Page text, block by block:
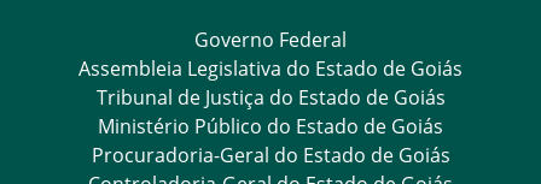
Governo Federal
Assembleia Legislativa do Estado de Goiás
Tribunal de Justiça do Estado de Goiás
Ministério Público do Estado de Goiás
Procuradoria-Geral do Estado de Goiás